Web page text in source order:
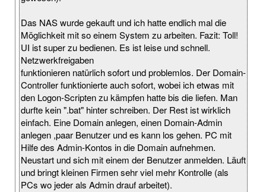
Das NAS wurde gekauft und ich hatte endlich mal die
Möglichkeit mit so einem System zu arbeiten. Fazit: Toll!
UI ist super zu bedienen. Es ist leise und schnell.
Netzwerkfreigaben
funktionieren natürlich sofort und problemlos. Der Domain-
Controller funktionierte auch sofort, wobei ich etwas mit
den Logon-Scripten zu kämpfen hatte bis die liefen. Man
durfte kein ".bat" hinter schreiben. Der Rest ist wirklich
einfach. Eine Domain anlegen, einen Domain-Admin
anlegen ,paar Benutzer und es kann los gehen. PC mit
Hilfe des Admin-Kontos in die Domain aufnehmen.
Neustart und sich mit einem der Benutzer anmelden. Läuft
und bringt kleinen Firmen sehr viel mehr Kontrolle (als
PCs wo jeder als Admin drauf arbeitet).